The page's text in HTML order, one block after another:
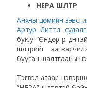
HEPA ШҮҮЛТҮҮР
Анхны цөмийн
Артур Литтл
буюу “Өндөр үр
шүүлтүүрийг
буусан шалтгааны
Тэгвэл агаар